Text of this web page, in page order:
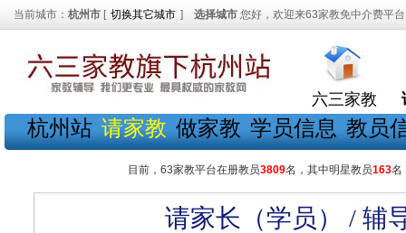
当前城市： 杭州市 [ 切换其它城市 ] 选择城市 您好，欢迎来63家教免中介费平
六三家教
杭州站 请家教 做家教 学员信息 教员
目前，63家教平台在册教员3809名，其中明星教员163名
请家长（学员） / 辅